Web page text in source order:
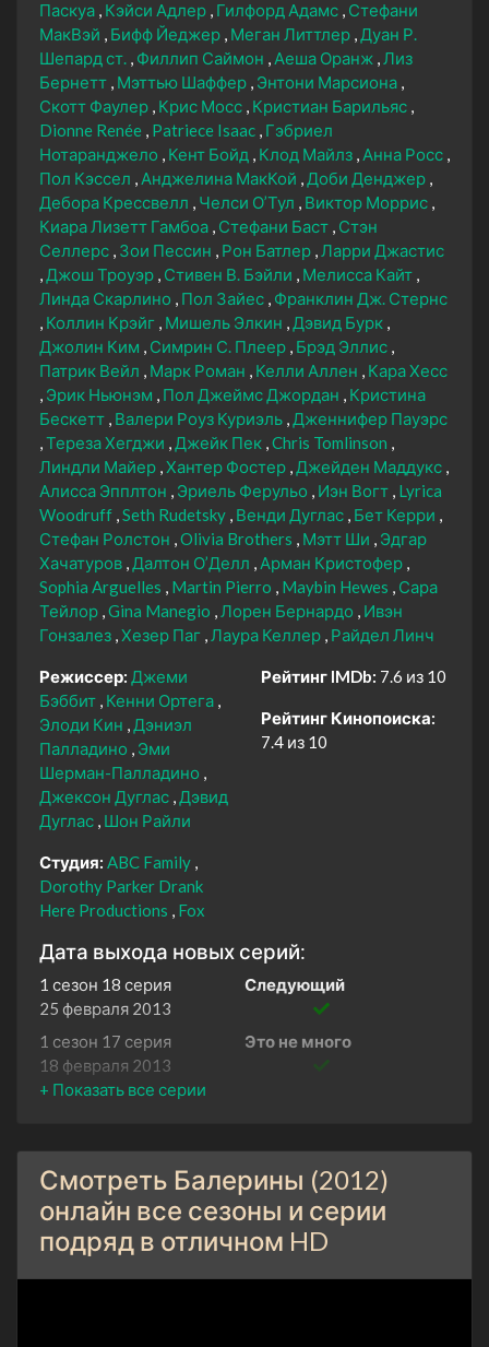
Паскуа Кэйси Адлер Гилфорд Адамс Стефани
МакВэй
Бифф Йеджер Меган Литтлер Дуан Р.
Шепард ст. Филлип Саймон Аеша Оранж Лиз
Бернетт Мэттью Шаффер Энтони Марсиона
Скотт Фаулер Крис Мосс Кристиан Барильяс
Dionne Renée Patriece Isaac Гэбриел
Нотаранджело
Кент Бойд Клод Майлз Анна Росс
Пол Кэссел
Анджелина МакКой
Доби Денджер
Дебора Крессвелл
Челси О’Тул
Виктор Моррис
Киара Лизетт Гамбоа Стефани Баст Стэн
Селлерс Зои Пессин Рон Батлер Ларри Джастис
Джош Троуэр Стивен В. Бэйли
Мелисса Кайт
Линда Скарлино
Пол Зайес Франклин Дж. Стернс
Коллин Крэйг Мишель Элкин
Дэвид Бурк
Джолин Ким
Симрин С. Плеер Брэд Эллис
Патрик Вейл
Марк Роман Келли Аллен
Кара Хесс
Эрик Ньюнэм
Пол Джеймс Джордан
Кристина
Бескетт Валери Роуз Куриэль Дженнифер Пауэрс
Тереза Хегджи
Джейк Пек Chris Tomlinson
Линдли Майер Хантер Фостер Джейден Маддукс
Алисса Эпплтон
Эриель Ферульо Иэн Вогт Lyrica
Woodruff Seth Rudetsky Венди Дуглас Бет Керри
Стефан Ролстон Olivia Brothers Мэтт Ши
Эдгар
Хачатуров Далтон О’Делл
Арман Кристофер
Sophia Arguelles
Martin Pierro Maybin Hewes
Сара
Тейлор Gina Manegio Лорен Бернардо
Ивэн
Гонзалез Хезер Паг Лаура Келлер Райдел Линч
Режиссер: Джеми
Бэббит Кенни Ортега
Элоди Кин
Дэниэл
Палладино
Эми
Шерман-Палладино
Джексон Дуглас Дэвид
Дуглас Шон Райли
Студия: ABC Family
Dorothy Parker Drank
Here Productions
Fox
Рейтинг IMDb: 7.6 из 10
Рейтинг Кинопоиска:
7.4 из 10
Дата выхода новых серий:
1 сезон 18 серия
Следующий
25 февраля 2013
1 сезон 17 серия
Это не много
18 февраля 2013
1 сезон 16 серия
1 сезон 15 серия
Возьми викунью
4 февраля 2013
1 сезон 14 серия
Астронавт и балерина
28 января 2013
Смотреть Балерины (2012)
онлайн все сезоны и серии
подряд в отличном HD